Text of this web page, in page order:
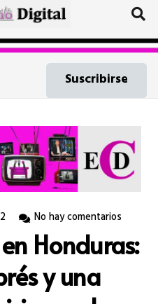
Suscribirse
No hay comentarios
Honduras:
y una